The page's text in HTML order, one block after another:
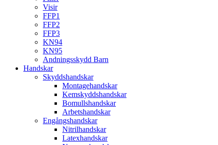
Visir
FFP1
FFP2
FFP3
KN94
KN95
Andningsskydd Barn
Handskar
Skyddshandskar
Montagehandskar
Kemskyddshandskar
Bomullshandskar
Arbetshandskar
Engångshandskar
Nitrilhandskar
Latexhandskar